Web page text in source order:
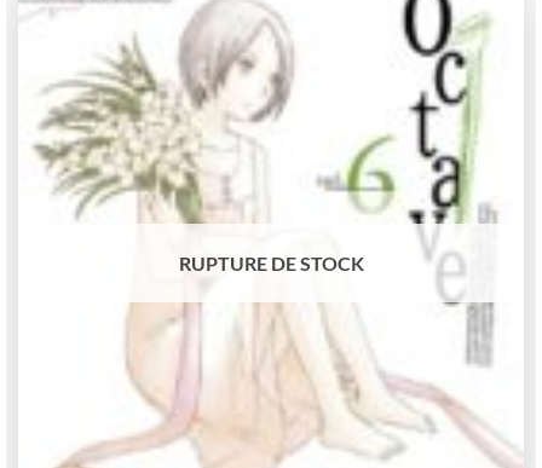
Ajouter
à la
wishlist
RUPTURE DE STOCK